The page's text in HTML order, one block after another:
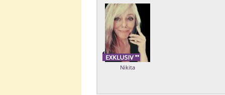
Nikita